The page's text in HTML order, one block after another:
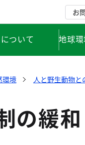
お
ついて 地球
環境 人と野生動物
の緩和